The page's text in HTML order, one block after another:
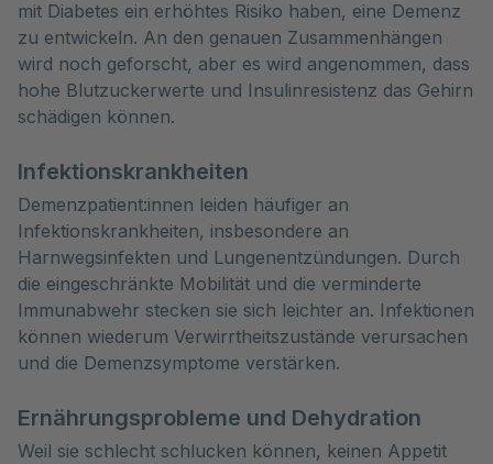
mit Diabetes ein erhöhtes Risiko haben, eine Demenz
zu entwickeln. An den genauen Zusammenhängen
wird noch geforscht, aber es wird angenommen, dass
hohe Blutzuckerwerte und Insulinresistenz das Gehirn
schädigen können.
Infektionskrankheiten
Demenzpatient:innen leiden häufiger an
Infektionskrankheiten, insbesondere an
Harnwegsinfekten und Lungenentzündungen. Durch
die eingeschränkte Mobilität und die verminderte
Immunabwehr stecken sie sich leichter an. Infektionen
können wiederum Verwirrtheitszustände verursachen
und die Demenzsymptome verstärken.
Ernährungsprobleme und Dehydration
Weil sie schlecht schlucken können, keinen Appetit